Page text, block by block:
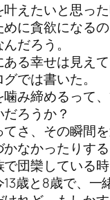
叶えたいと思っ
に貪欲になる
だろう。
る幸せは見え
では書いた。
み締めるって
ろうか？
さ、その瞬間
なかったりする
団欒している時
歳と8歳で、一